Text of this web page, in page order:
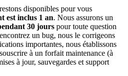
disponibles pour vous
est inclus 1 an. Nous assurons un
30 jours pour toute question
un bug, nous le corrigeons
importantes, nous établissons
à un forfait maintenance (à
à jour, sauvegardes et support